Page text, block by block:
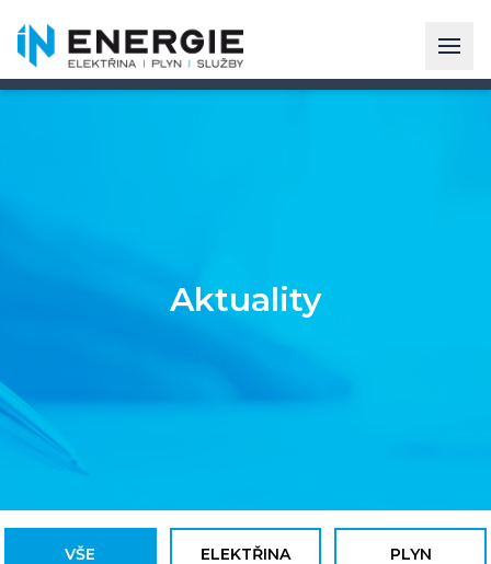
Aktuality
VŠE ELEKTŘINA PLYN